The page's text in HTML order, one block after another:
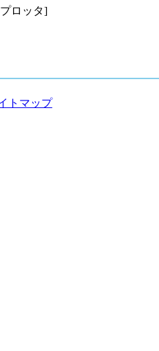
ロッタ]
トマップ